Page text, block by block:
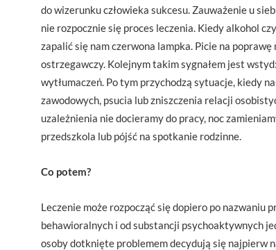
do wizerunku człowieka sukcesu. Zauważenie u
nie rozpocznie się proces leczenia. Kiedy alkohol
zapalić się nam czerwona lampka. Picie na
ostrzegawczy. Kolejnym takim sygnałem jest
wytłumaczeń. Po tym przychodzą sytuacje, kiedy
zawodowych, psucia lub zniszczenia relacji
uzależnienia nie docieramy do pracy, noc
przedszkola lub pójść na spotkanie rodzinne.
Co potem?
Leczenie może rozpocząć się dopiero po nazwaniu
behawioralnych i od substancji psychoaktywnych
osoby dotknięte problemem decydują się najpierw